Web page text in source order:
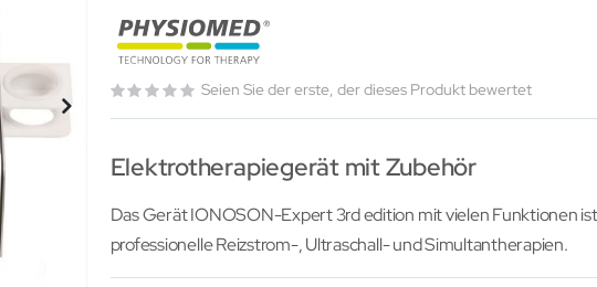
Seien Sie der erste, der dieses Produkt bewertet
Elektrotherapiegerät mit Zubehör
Das Gerät IONOSON-Expert 3rd edition mit vielen Funktionen
professionelle Reizstrom-, Ultraschall- und Simultantherapien.